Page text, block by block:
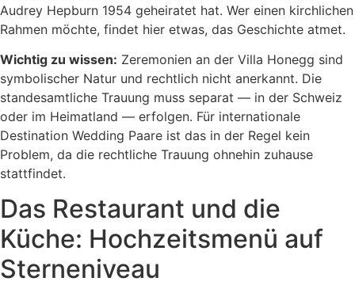
Audrey Hepburn 1954 geheiratet hat. Wer einen kirchlichen
Rahmen möchte, findet hier etwas, das Geschichte atmet.
Wichtig zu wissen: Zeremonien an der Villa Honegg sind
symbolischer Natur und rechtlich nicht anerkannt. Die
standesamtliche Trauung muss separat — in der Schweiz
oder im Heimatland — erfolgen. Für internationale
Destination Wedding Paare ist das in der Regel kein
Problem, da die rechtliche Trauung ohnehin zuhause
stattfindet.
Das Restaurant und die
Küche: Hochzeitsmenü auf
Sterneniveau